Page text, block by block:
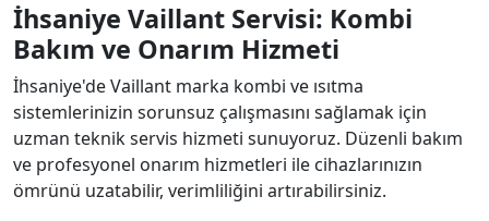
İhsaniye Vaillant Servisi: Kombi
Bakım ve Onarım Hizmeti
İhsaniye'de Vaillant marka kombi ve ısıtma
sistemlerinizin sorunsuz çalışmasını sağlamak için
uzman teknik servis hizmeti sunuyoruz. Düzenli bakım
ve profesyonel onarım hizmetleri ile cihazlarınızın
ömrünü uzatabilir, verimliliğini artırabilirsiniz.